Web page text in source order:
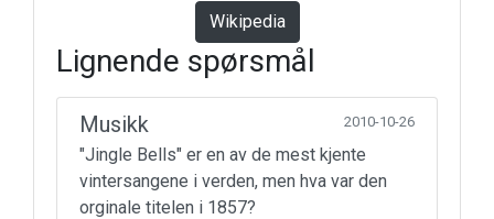
Wikipedia
Lignende spørsmål
Musikk 2010-10-26
"Jingle Bells" er en av de mest kjente
vintersangene i verden, men hva var den
orginale titelen i 1857?